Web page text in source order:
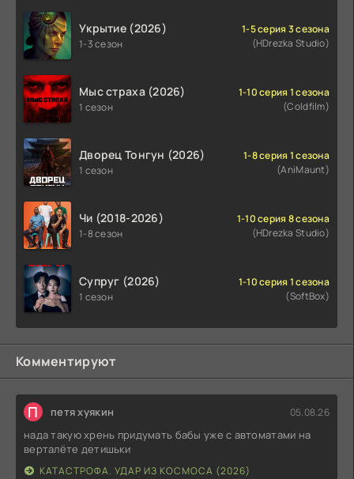
Укрытие (2026)
1-3 сезон
1-5 серия 3 сезона
(HDrezka Studio)
Мыс страха (2026)
1 сезон
1-10 серия 1 сезона
(Coldfilm)
Дворец Тонгун (2026)
1 сезон
1-8 серия 1 сезона
(AniMaunt)
Чи (2018-2026)
1-8 сезон
1-10 серия 8 сезона
(HDrezka Studio)
Супруг (2026)
1 сезон
1-10 серия 1 сезона
(SoftBox)
Комментируют
П петя хуякин 05.08.26
нада такую хрень придумать бабы уже с автоматами на
верталёте детишьки
КАТАСТРОФА. УДАР ИЗ КОСМОСА (2026)